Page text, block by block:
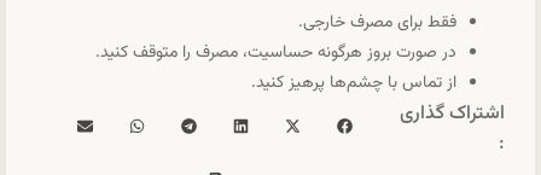
فقط برای مصرف خارجی.
در صورت بروز هرگونه حساسیت، مصرف را متوقف کنید.
از تماس با چشم‌ها پرهیز کنید.
اشتراک گذاری
: